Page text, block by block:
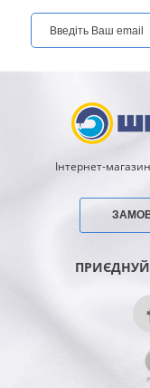
Інтернет-